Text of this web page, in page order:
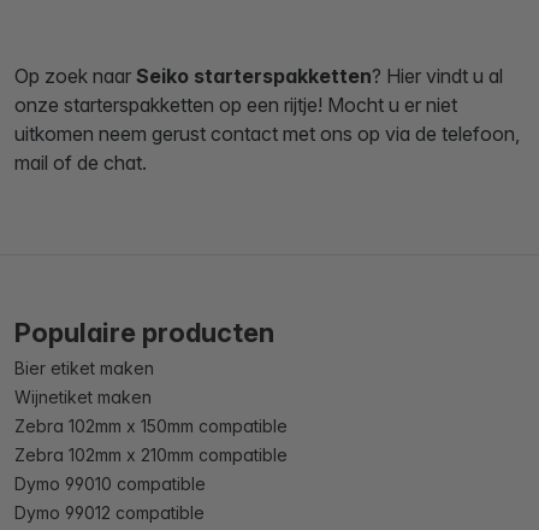
Op zoek naar Seiko starterspakketten? Hier vindt u al
onze starterspakketten op een rijtje! Mocht u er niet
uitkomen neem gerust contact met ons op via de telefoon,
mail of de chat.
Populaire producten
Bier etiket maken
Wijnetiket maken
Zebra 102mm x 150mm compatible
Zebra 102mm x 210mm compatible
Dymo 99010 compatible
Dymo 99012 compatible